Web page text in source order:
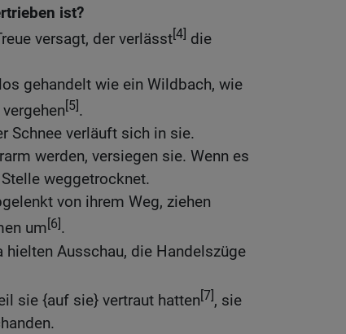
ist?
versagt, der verlässt[4] die
gehandelt wie ein Wildbach, wie
[5].
Schnee verläuft sich in sie.
werden, versiegen sie. Wenn es
weggetrocknet.
von ihrem Weg, ziehen
um[6].
hielten Ausschau, die Handelszüge
sie {auf sie} vertraut hatten[7], sie